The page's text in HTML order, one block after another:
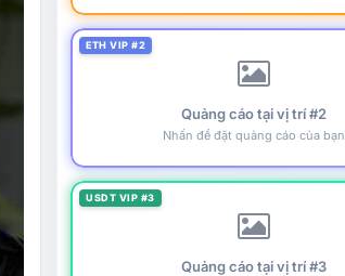
ETH VIP #2
Quảng cáo tại vị trí #2
Nhấn để đặt quảng cáo của bạn
USDT VIP #3
Quảng cáo tại vị trí #3